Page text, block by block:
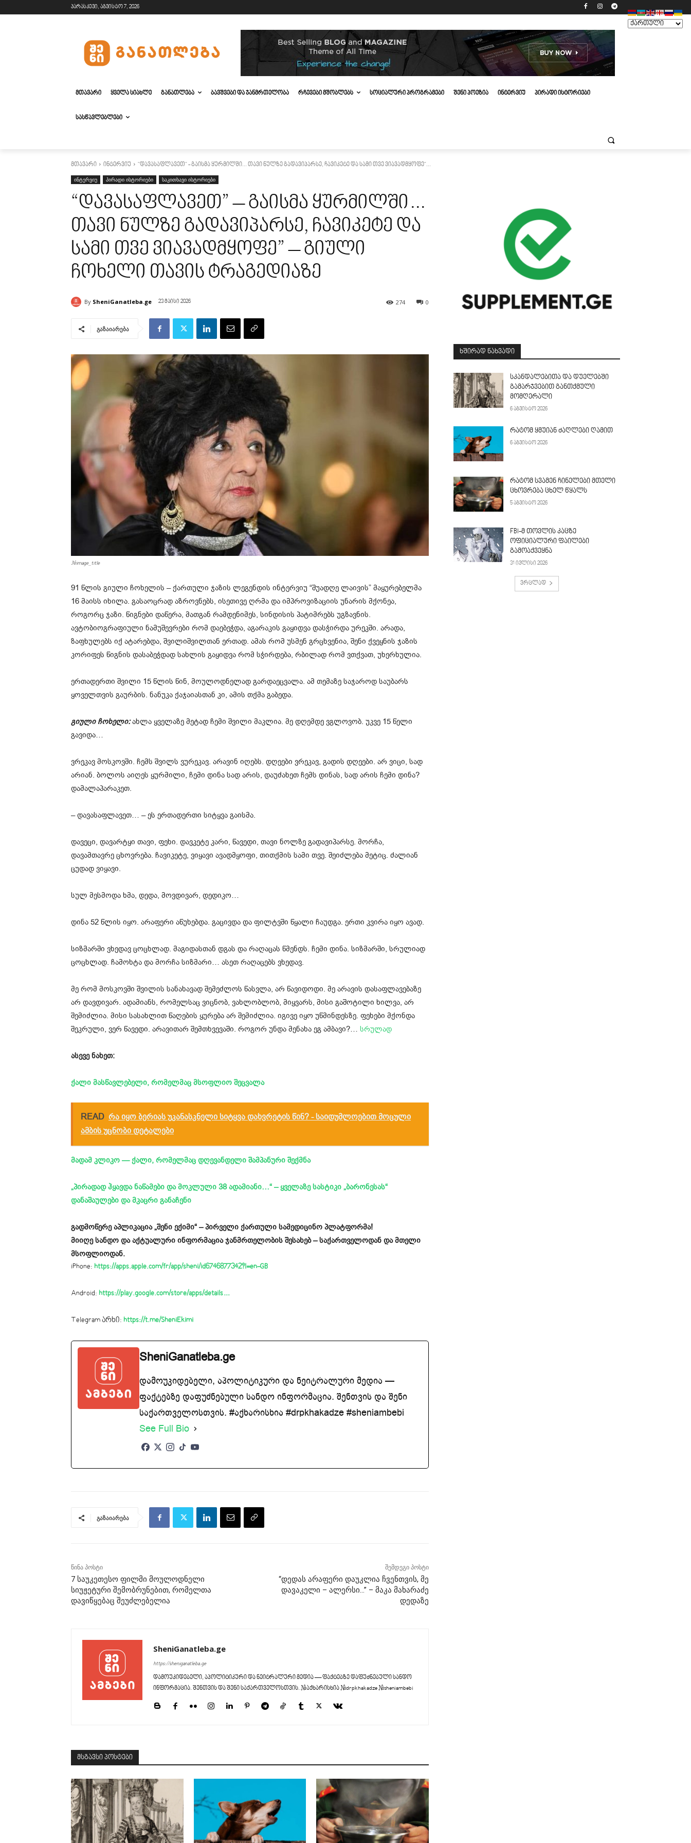
პარასკევი, აგვისტო 7, 2026
ᲛᲗᲐᲕᲐᲠᲘ ᲧᲕᲔᲚᲐ ᲡᲘᲐᲮᲚᲔ ᲒᲐᲜᲐᲗᲚᲔᲑᲐ ᲑᲐᲕᲨᲕᲔᲑᲘ ᲓᲐ ᲯᲐᲜᲛᲠᲗᲔᲚᲝᲑᲐ ᲠᲩᲔᲕᲔᲑᲘ ᲛᲨᲝᲑᲚᲔᲑᲡ ᲡᲝᲪᲘᲐᲚᲣᲠᲘ ᲞᲠᲝᲒᲠᲐᲛᲔᲑᲘ ᲨᲔᲜᲘ ᲞᲝᲔᲖᲘᲐ ᲘᲜᲢᲔᲠᲕᲘᲣ ᲞᲘᲠᲐᲓᲘ ᲘᲡᲢᲝᲠᲘᲔᲑᲘ
ᲡᲐᲡᲬᲐᲕᲚᲔᲑᲚᲔᲑᲘ
მთავარი ინტერვიუ "დავასაფლავეთ" - გაისმა ყურმილში... თავი ნულზე გადავიპარსე, ჩავიკეტე და სამი თვე ვიავადმყოფე"...
ინტერვიუ პირადი ისტორიები საკითხავი ისტორიები
“დავასაფლავეთ” – გაისმა ყურმილში…
თავი ნულზე გადავიპარსე, ჩავიკეტე და
სამი თვე ვიავადმყოფე” – გიული
ჩოხელი თავის ტრაგედიაზე
By SheniGanatleba.ge 23 მაისი 2026 0
274
გაზაიარება
#image_title
91 წლის გიული ჩოხელის – ქართული ჯაზის ლეგენდის ინტერვიუ “შუადღე ლაივის” მაყურებელმა
16 მაისს იხილა. გასაოცრად აზროვნებს, ისეთივე ღრმა და იმპროვიზაციის უნარის მქონეა,
როგორც ჯაზი. წიგნები დაწერა, მათგან რამდენიმეს, სინდისის პატიმრებს უგზავნის.
ავტობიოგრაფიული ნამუშევრები რომ დაებეჭდა, აგარაკის გაყიდვა დასჭირდა ურეკში. არადა,
ზაფხულებს იქ ატარებდა, შვილიშვილთან ერთად. ამას რომ უსმენ გრცხვენია, შენი ქვეყნის ჯაზის
კორიფეს წიგნის დასაბეჭდად სახლის გაყიდვა რომ სჭირდება, რბილად რომ ვთქვათ, უხერხულია.
ერთადერთი შვილი 15 წლის წინ, მოულოდნელად გარდაეცვალა. ამ თემაზე საჯაროდ საუბარს
ყოველთვის გაურბის. ნანუკა ქაჯაიასთან კი, ამის თქმა გაბედა.
გიული ჩოხელი:ახლა ყველაზე მეტად ჩემი შვილი მაკლია. მე დღემდე ვგლოვობ. უკვე 15 წელი
გავიდა…
ვრეკავ მოსკოვში. ჩემს შვილს ვურეკავ. არავინ იღებს. დღეები ვრეკავ, გადის დღეები. არ ვიცი, სად
არიან. ბოლოს აიღეს ყურმილი, ჩემი დინა სად არის, დაუძახეთ ჩემს დინას, სად არის ჩემი დინა?
დამალაპარაკეთ.
– დავასაფლავეთ… – ეს ერთადერთი სიტყვა გაისმა.
დავეცი, დავარტყი თავი, ფეხი. დავკეტე კარი, წავედი, თავი ნოლზე გადავიპარსე. მორჩა,
დავამთავრე ცხოვრება. ჩავიკეტე, ვიყავი ავადმყოფი, თითქმის სამი თვე. შეიძლება მეტიც. ძალიან
ცუდად ვიყავი.
სულ მესმოდა ხმა, დედა, მოვდივარ, დედიკო…
დინა 52 წლის იყო. არაფერი აწუხებდა. გაცივდა და ფილტვში წყალი ჩაუდგა. ერთი კვირა იყო ავად.
სიზმარში ვხედავ ცოცხლად. მაგიდასთან დგას და რაღაცას წმენდს. ჩემი დინა. სიზმარში, სრულიად
ცოცხლად. ჩამოხტა და მორჩა სიზმარი… ასეთ რაღაცებს ვხედავ.
მე რომ მოსკოვში შვილის სანახავად შემეძლოს წასვლა, არ წავიდოდი. მე არავის დასაფლავებაზე
არ დავდივარ. ადამიანს, რომელსაც ვიცნობ, ვახლობლობ, მიყვარს, მისი გაშოტილი ხილვა, არ
შემიძლია. მისი სასახლით წაღების ყურება არ შემიძლია. იგივე იყო უწმინდესზე. ფეხები მქონდა
შეკრული, ვერ წავედი. არავითარ შემთხვევაში. როგორ უნდა მენახა ეგ ამბავი?… სრულად
ასევე ნახეთ:
ქალი მასწავლებელი, რომელმაც მსოფლიო შეცვალა
READ რა იყო ბერიას უკანასკნელი სიტყვა დახვრეტის წინ? - საიდუმლოებით მოცული
ამბის უცნობი დეტალები
მადამ კლიკო — ქალი, რომელმაც დღევანდელი შამპანური შექმნა
„პირადად ჰყავდა ნაწამები და მოკლული 38 ადამიანი…“ – ყველაზე სასტიკი „ბარონესას“
დანაშაულები და მკაცრი განაჩენი
გადმოწერე აპლიკაცია „შენი ექიმი“ – პირველი ქართული სამედიცინო პლატფორმა!
მიიღე სანდო და აქტუალური ინფორმაცია ჯანმრთელობის შესახებ – საქართველოდან და მთელი
მსოფლიოდან.
iPhone: https://apps.apple.com/fr/app/sheni/id6746877342?l=en-GB
Android: https://play.google.com/store/apps/details…
Telegram არხი: https://t.me/SheniEkimi
SheniGanatleba.ge
დამოუკიდებელი, აპოლიტიკური და ნეიტრალური მედია —
ფაქტებზე დაფუძნებული სანდო ინფორმაცია. შენთვის და შენი
საქართველოსთვის. #აქხარისხია #drpkhakadze #sheniambebi
See Full Bio
გაზაიარება
წინა პოსტი
7 საუკეთესო ფილმი მოულოდნელი
სიუჟეტური შემობრუნებით, რომელთა
დავიწყებაც შეუძლებელია
შემდეგი პოსტი
“დედას არაფერი დაუკლია ჩვენთვის, მე
დავაკელი – ალერსი…” – მაკა მახარაძე
დედაზე
SheniGanatleba.ge
https://sheniganatleba.ge
დამოუკიდებელი, აპოლიტიკური და ნეიტრალური მედია — ფაქტებზე დაფუძნებული სანდო
ინფორმაცია. შენთვის და შენი საქართველოსთვის. #აქხარისხია #drpkhakadze #sheniambebi
მსგავსი პოსტები
ᲮᲨᲘᲠᲐᲓ ᲜᲐᲮᲕᲐᲓᲘ
სკანდალებითა და დუელებში
გამარჯვებით განთქმული
მომღერალი
6 აგვისტო 2026
რატომ ყმუიან ძაღლები ღამით
6 აგვისტო 2026
რატომ სვამენ ჩინელები მთელი
ცხოვრება ცხელ წყალს
5 აგვისტო 2026
FBI-მ თოვლის კაცზე
ოფიციალური ფაილები
გამოაქვეყნა
31 ივლისი 2026
ვრცლად